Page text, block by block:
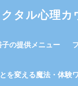
タル心理
子の提供メニュー
を変える魔法・体験